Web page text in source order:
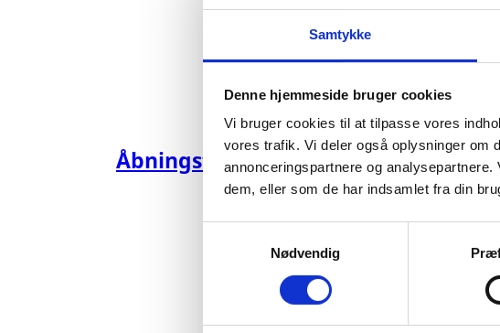
Samtykke
Denne hjemmeside bruger cookies
Vi bruger cookies til at tilpasse vores
vores trafik. Vi deler også oplysninger om
annonceringspartnere og
dem, eller som de har indsamlet fra din
Nødvendig
Åbningstider